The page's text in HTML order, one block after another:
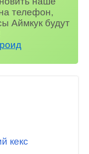
телефон,
Аймкук будут
кекс